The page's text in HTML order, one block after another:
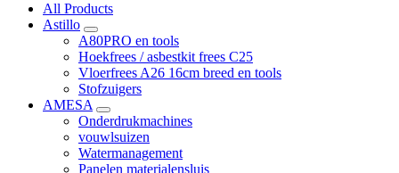
All Products
Astillo
A80PRO en tools
Hoekfrees / asbestkit frees C25
Vloerfrees A26 16cm breed en tools
Stofzuigers
AMESA
Onderdrukmachines
vouwlsuizen
Watermanagement
Panelen materialensluis